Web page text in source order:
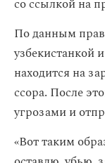
со ссылкой на
По данным
узбекистанкой
находится на
ссора. После
угрозами и
«Вот таким